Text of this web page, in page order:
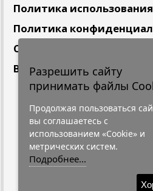
Политика
Политика
Сотрудничество
Вакансии
Подпишитесь
Нажимая на кнопку, я даю
персональных данных. С
Конфидециальности"
Разрешить сайту
принимать файлы
Продолжая пользоваться
вы соглашаетесь с
использованием «Cookie» и
метрических систем.
Подробнее...